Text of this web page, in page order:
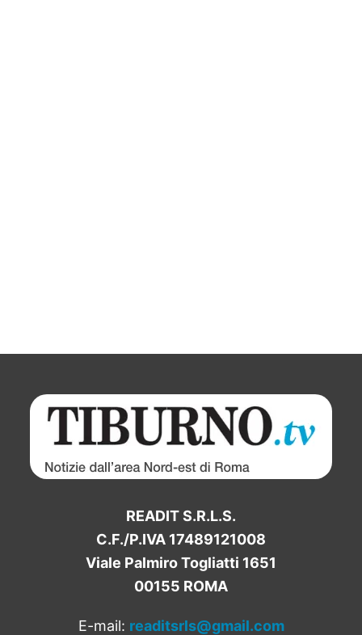
READIT S.R.L.S.
C.F./P.IVA 17489121008
Viale Palmiro Togliatti 1651
00155 ROMA
E-mail: readitsrls@gmail.com